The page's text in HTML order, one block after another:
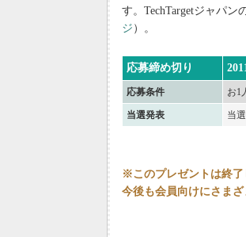
す。TechTargetジャパ
ジ ）。
応募締め切り
応募条件 お1
当選発表 当
※このプレゼントは終了
今後も会員向けにさま